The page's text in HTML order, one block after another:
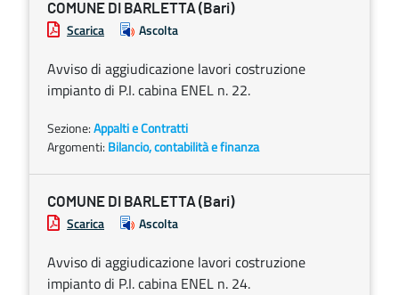
COMUNE DI BARLETTA (Bari)
Scarica Ascolta
Avviso di aggiudicazione lavori costruzione
impianto di P.I. cabina ENEL n. 22.
Sezione:Appalti e Contratti
Argomenti: Bilancio, contabilità e finanza
COMUNE DI BARLETTA (Bari)
Scarica Ascolta
Avviso di aggiudicazione lavori costruzione
impianto di P.I. cabina ENEL n. 24.